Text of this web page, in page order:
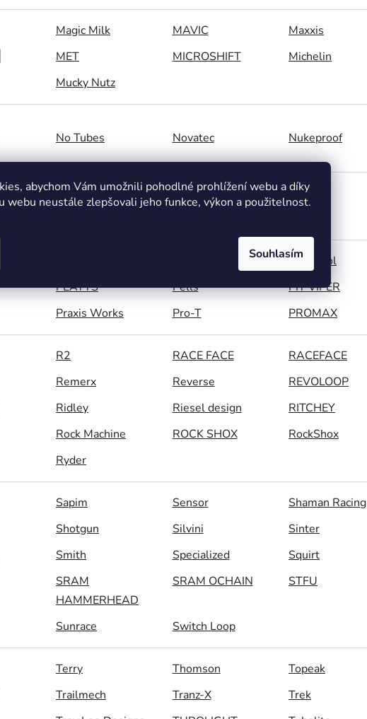
abychom Vám umožnili pohodlné prohlížení webu a díky
webu neustále zlepšovali jeho funkce, výkon a použitelnost.
Souhlasím
Magic Milk MAVIC Maxxis
MET
MICROSHIFT Michelin
Mucky Nutz
No Tubes Novatec Nukeproof
O.K. Bag ODI OneUp
Park Tool
PEATYS
Pells PIT VIPER
Praxis Works
Pro-T PROMAX
R2 RACE FACE RACEFACE
Remerx
Reverse REVOLOOP
Ridley
Riesel design RITCHEY
Rock Machine
ROCK SHOX RockShox
Ryder
Sapim Sensor Shaman Racing
Shotgun
Silvini Sinter
Smith
Specialized Squirt
SRAM
HAMMERHEAD
SRAM OCHAIN STFU
Sunrace Switch Loop
Terry Thomson Topeak
Trailmech
Tranz-X Trek